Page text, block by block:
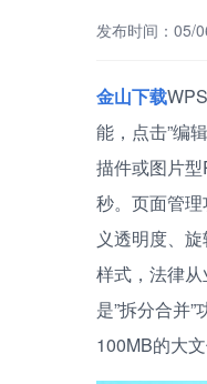
发布时间：05/
金山下载
能，点击”编
描件或图片
秒。页面管
义透明度、
样式，法律
是”拆分合并
100MB的大